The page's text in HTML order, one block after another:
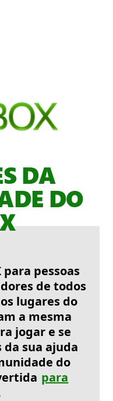
DA
DO
para pessoas
de todos
lugares do
a mesma
jogar e se
sua ajuda
do
para